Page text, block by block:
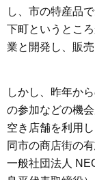
し、市の特産品
下町というとこ
業と開発し、販売
しかし、昨年か
の参加などの機
空き店舗を利用
同市の商店街の
一般社団法人